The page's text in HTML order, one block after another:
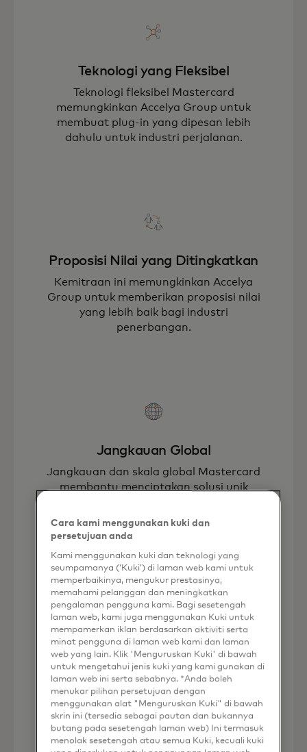
Teknologi yang Fleksibel
Teknologi fleksibel Mastercard
memungkinkan Accelya Group untuk
membuat plug-in yang dipesan lebih
dahulu untuk industri perjalanan.
Proposisi Nilai yang Ditingkatkan
Kemitraan ini memungkinkan Accelya
Group untuk memberikan proposisi nilai
yang lebih baik bagi industri
penerbangan.
Jangkauan Global
Jangkauan dan skala global Mastercard
membantu menciptakan solusi unik
Peluang Bisnis Baru
Dalam 6 bulan pertama, Accelya Group
menandatangani 3 kontrak baru dan
memperluas kontrak yang sudah ada
bahkan sebelum integrasi penuh.
Cara kami menggunakan kuki dan
persetujuan anda
Kami menggunakan kuki dan teknologi yang
seumpamanya (‘Kuki’) di laman web kami untuk
memperbaikinya, mengukur prestasinya,
memahami pelanggan dan meningkatkan
pengalaman pengguna kami. Bagi sesetengah
laman web, kami juga menggunakan Kuki untuk
mempamerkan iklan berdasarkan aktiviti serta
minat pengguna di laman web kami dan laman
web yang lain. Klik 'Menguruskan Kuki' di bawah
untuk mengetahui jenis kuki yang kami gunakan di
laman web ini serta sebabnya. *Anda boleh
menukar pilihan persetujuan dengan
menggunakan alat "Menguruskan Kuki" di bawah
skrin ini (tersedia sebagai pautan dan bukannya
butang pada sesetengah laman web) Ini termasuk
menolak sesetengah atau semua Kuki, kecuali kuki